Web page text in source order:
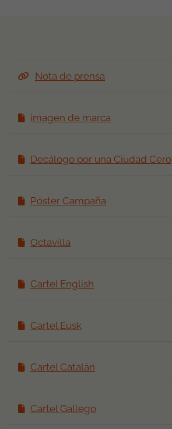
Nota de prensa
imagen de marca
Decálogo por una Ciudad Cero
Póster Campaña
Octavilla
Cartel English
Cartel Eusk
Cartel Catalán
Cartel Gallego